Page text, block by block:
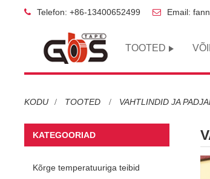
Telefon: +86-13400652499 Email:
TOOTED
KODU TOOTED VAHTLINDID JA
KATEGOORIAD
Kõrge temperatuuriga teibid